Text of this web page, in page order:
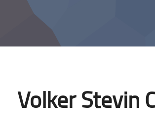
Volker Stevin